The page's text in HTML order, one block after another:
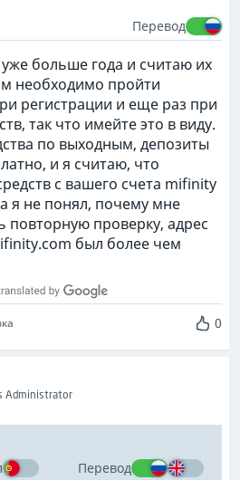
Перевод
больше года и считаю их
необходимо пройти
регистрации и еще раз при
так что имейте это в виду.
по выходным, депозиты
и я считаю, что
с вашего счета mifinity
я не понял, почему мне
проверку, адрес
был более чем
0
Administrator
Перевод